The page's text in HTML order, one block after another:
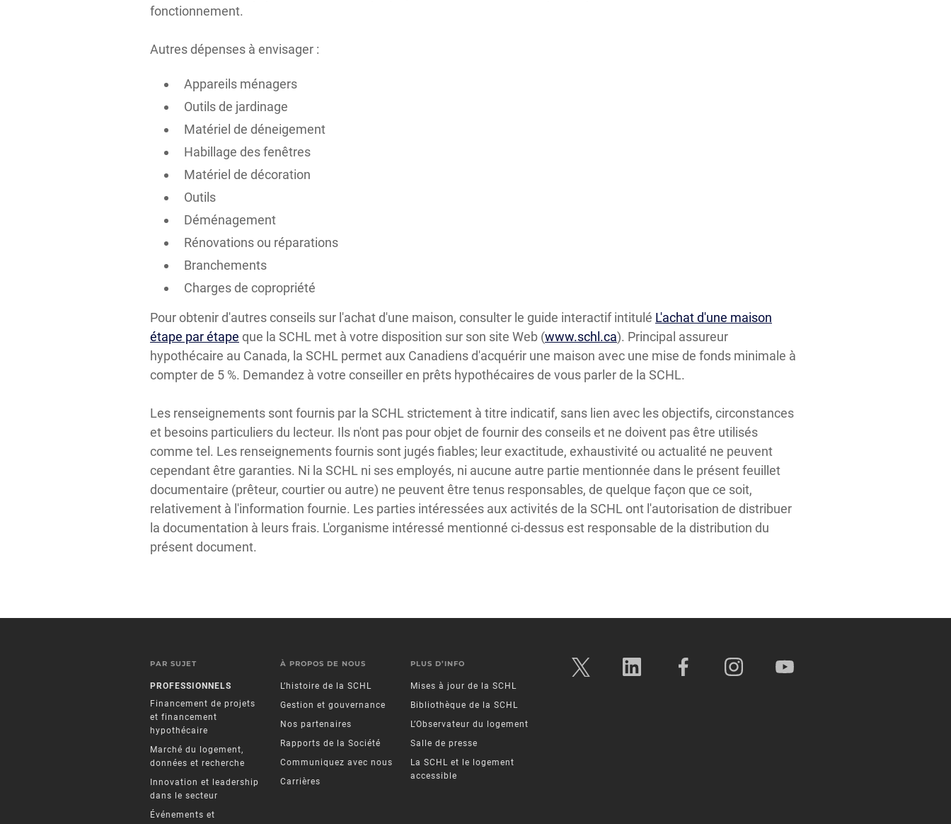
fonctionnement.
Autres dépenses à envisager :
Appareils ménagers
Outils de jardinage
Matériel de déneigement
Habillage des fenêtres
Matériel de décoration
Outils
Déménagement
Rénovations ou réparations
Branchements
Charges de copropriété
Pour obtenir d'autres conseils sur l'achat d'une maison, consulter le guide interactif intitulé L'achat d'une maison
étape par étape que la SCHL met à votre disposition sur son site Web (www.schl.ca). Principal assureur
hypothécaire au Canada, la SCHL permet aux Canadiens d'acquérir une maison avec une mise de fonds minimale à
compter de 5 %. Demandez à votre conseiller en prêts hypothécaires de vous parler de la SCHL.
Les renseignements sont fournis par la SCHL strictement à titre indicatif, sans lien avec les objectifs, circonstances
et besoins particuliers du lecteur. Ils n'ont pas pour objet de fournir des conseils et ne doivent pas être utilisés
comme tel. Les renseignements fournis sont jugés fiables; leur exactitude, exhaustivité ou actualité ne peuvent
cependant être garanties. Ni la SCHL ni ses employés, ni aucune autre partie mentionnée dans le présent feuillet
documentaire (prêteur, courtier ou autre) ne peuvent être tenus responsables, de quelque façon que ce soit,
relativement à l'information fournie. Les parties intéressées aux activités de la SCHL ont l'autorisation de distribuer
la documentation à leurs frais. L'organisme intéressé mentionné ci-dessus est responsable de la distribution du
présent document.
PAR SUJET
PROFESSIONNELS
Financement de projets
et financement
hypothécaire
Marché du logement,
données et recherche
Innovation et leadership
dans le secteur
Événements et
À PROPOS DE NOUS
L’histoire de la SCHL
Gestion et gouvernance
Nos partenaires
Rapports de la Société
Communiquez avec nous
Carrières
PLUS D’INFO
Mises à jour de la SCHL
Bibliothèque de la SCHL
L’Observateur du logement
Salle de presse
La SCHL et le logement
accessible